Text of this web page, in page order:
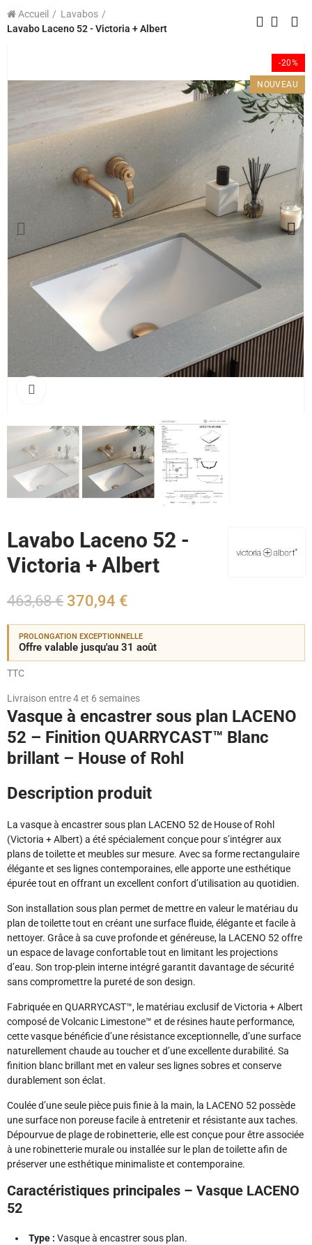
Accueil
Lavabos
Lavabo Laceno 52 - Victoria + Albert
-20%
NOUVEAU
Lavabo Laceno 52 -
Victoria + Albert
463,68 € 370,94 €
PROLONGATION EXCEPTIONNELLE
Offre valable jusqu'au 31 août
TTC
Livraison entre 4 et 6 semaines
Vasque à encastrer sous plan LACENO
52 – Finition QUARRYCAST™ Blanc
brillant – House of Rohl
Description produit
La vasque à encastrer sous plan LACENO 52 de House of Rohl
(Victoria + Albert) a été spécialement conçue pour s’intégrer aux
plans de toilette et meubles sur mesure. Avec sa forme rectangulaire
élégante et ses lignes contemporaines, elle apporte une esthétique
épurée tout en offrant un excellent confort d’utilisation au quotidien.
Son installation sous plan permet de mettre en valeur le matériau du
plan de toilette tout en créant une surface fluide, élégante et facile à
nettoyer. Grâce à sa cuve profonde et généreuse, la LACENO 52 offre
un espace de lavage confortable tout en limitant les projections
d’eau. Son trop-plein interne intégré garantit davantage de sécurité
sans compromettre la pureté de son design.
Fabriquée en QUARRYCAST™, le matériau exclusif de Victoria + Albert
composé de Volcanic Limestone™ et de résines haute performance,
cette vasque bénéficie d’une résistance exceptionnelle, d’une surface
naturellement chaude au toucher et d’une excellente durabilité. Sa
finition blanc brillant met en valeur ses lignes sobres et conserve
durablement son éclat.
Coulée d’une seule pièce puis finie à la main, la LACENO 52 possède
une surface non poreuse facile à entretenir et résistante aux taches.
Dépourvue de plage de robinetterie, elle est conçue pour être associée
à une robinetterie murale ou installée sur le plan de toilette afin de
préserver une esthétique minimaliste et contemporaine.
Caractéristiques principales – Vasque LACENO
52
Type : Vasque à encastrer sous plan.